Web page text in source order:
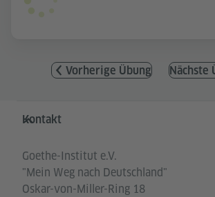
Vorherige Übung Nächste
Service- und
Kontakt
Goethe-Institut e.V.
"Mein Weg nach Deutschland"
Oskar-von-Miller-Ring 18